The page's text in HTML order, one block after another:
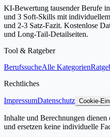
KI-Bewertung tausender Berufe
und 3 Soft-Skills mit
und 2-3 Satz-Fazit. Kostenlose
und Long-Tail-Detailseiten.
Tool & Ratgeber
BerufssucheAlle Kategorien
Rechtliches
ImpressumDatenschutz Cookie-
Inhalte und Berechnungen
und ersetzen keine individuelle